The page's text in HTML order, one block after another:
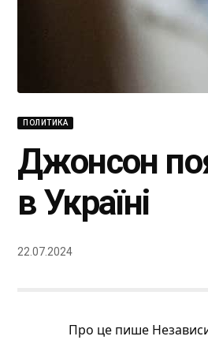
ПОЛИТИКА
Джонсон
в Україні
22.07.2024
Про це пише